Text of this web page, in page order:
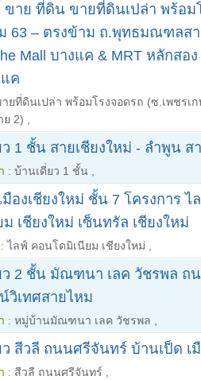
ขาย ที่ดิน ขายที่ดินเปล่า พร้อม
63 – ตรงข้าม ถ.พุทธมณฑลสา
Mall บางแค & MRT หลักสอ
ค
ยที่ดินเปล่า พร้อมโรงจอดรถ (ซ.เพชรเ
2)
1 ชั้น สายเชียงใหม่ - ลำพูน ส
: บ้านเดี่ยว 1 ชั้น
องเชียงใหม่ ชั้น 7 โครงการ ไ
เชียงใหม่ เซ็นทรัล เชียงใหม่
ไลฟ์ คอนโดมิเนียม เชียงใหม่
ว 2 ชั้น มัณฑนา เลค วัชรพล ถ
วิเทศสายไหม
: หมู่บ้านมัณฑนา เลค วัชรพล
สีวลี ถนนศรีจันทร์ บ้านเป็ด เ
: สีวลี ถนนศรีจันทร์